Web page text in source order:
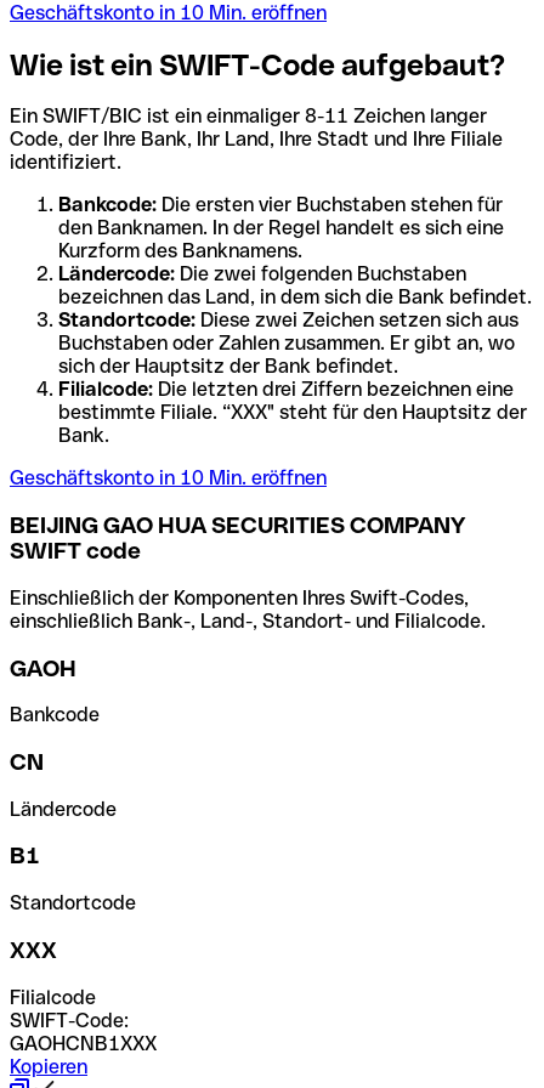
Geschäftskonto in 10 Min. eröffnen
Wie ist ein SWIFT-Code aufgebaut?
Ein SWIFT/BIC ist ein einmaliger 8-11 Zeichen langer
Code, der Ihre Bank, Ihr Land, Ihre Stadt und Ihre Filiale
identifiziert.
Bankcode: Die ersten vier Buchstaben stehen für
den Banknamen. In der Regel handelt es sich eine
Kurzform des Banknamens.
Ländercode: Die zwei folgenden Buchstaben
bezeichnen das Land, in dem sich die Bank befindet.
Standortcode: Diese zwei Zeichen setzen sich aus
Buchstaben oder Zahlen zusammen. Er gibt an, wo
sich der Hauptsitz der Bank befindet.
Filialcode: Die letzten drei Ziffern bezeichnen eine
bestimmte Filiale. “XXX" steht für den Hauptsitz der
Bank.
Geschäftskonto in 10 Min. eröffnen
BEIJING GAO HUA SECURITIES COMPANY
SWIFT code
Einschließlich der Komponenten Ihres Swift-Codes,
einschließlich Bank-, Land-, Standort- und Filialcode.
GAOH
Bankcode
CN
Ländercode
B1
Standortcode
XXX
Filialcode
SWIFT-Code:
GAOHCNB1XXX
Kopieren